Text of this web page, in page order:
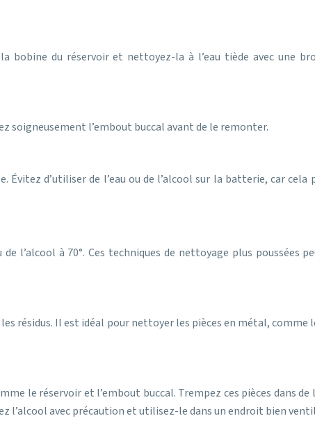
du réservoir et nettoyez-la à l’eau tiède avec une
soigneusement l’embout buccal avant de le remonter.
d’utiliser de l’eau ou de l’alcool sur la batterie, car
l’alcool à 70°. Ces techniques de nettoyage plus poussées
résidus. Il est idéal pour nettoyer les pièces en métal, comme
le réservoir et l’embout buccal. Trempez ces pièces dans de
l’alcool avec précaution et utilisez-le dans un endroit bien